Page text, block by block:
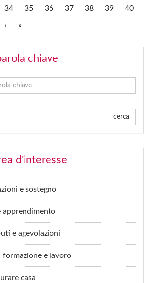
34 35 36 37 38 39 40
› »
chiave
cerca
d'interesse
e sostegno
apprendimento
e agevolazioni
formazione e lavoro
casa